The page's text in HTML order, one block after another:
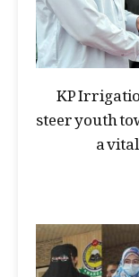
KP
steer youth
a